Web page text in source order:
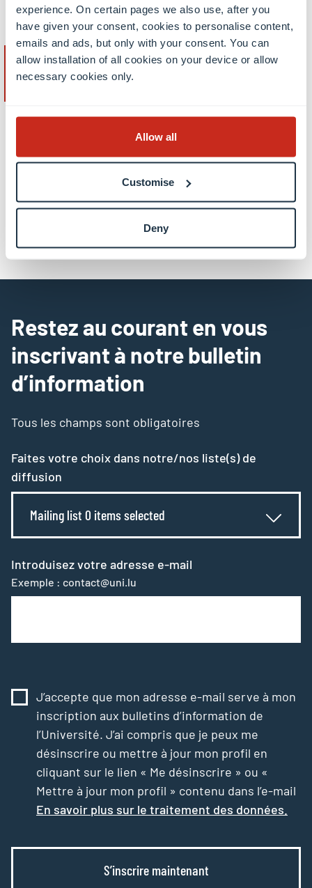
experience. On certain pages we also use, after you
have given your consent, cookies to personalise content,
emails and ads, but only with your consent. You can
allow installation of all cookies on your device or allow
necessary cookies only.
Allow all
Customise
Deny
Plus d’informations
Contact
Partager ce contenu
Restez au courant en vous
inscrivant à notre bulletin
d’information
Tous les champs sont obligatoires
Faites votre choix dans notre/nos liste(s) de
diffusion
Mailing list 0 items selected
Introduisez votre adresse e-mail
Exemple : contact@uni.lu
J’accepte que mon adresse e-mail serve à mon
inscription aux bulletins d’information de
l’Université. J’ai compris que je peux me
désinscrire ou mettre à jour mon profil en
cliquant sur le lien « Me désinscrire » ou «
Mettre à jour mon profil » contenu dans l’e-mail
En savoir plus sur le traitement des données.
S’inscrire maintenant